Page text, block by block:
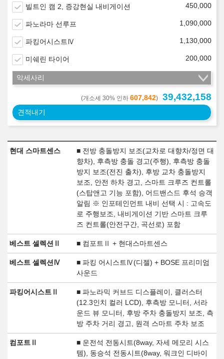
빌트인 캠 2, 증강현실 내비게이션 450,000
파노라마 선루프 1,090,000
파킹어시스트Ⅳ 1,130,000
미쉐린 타이어 200,000
악세사리
(개소세 30% 인하 607,842) 39,432,158
견적내기
현대 스마트센스
■ 전방 충돌방지 보조(교차로 대향차/정면 대
향차), 후측방 충돌 경고(주행), 후측방 충돌
방지 보조(전진 출차), 후방 교차 충돌방지
보조, 안전 하차 경고, 스마트 크루즈 컨트롤
(스탑앤고 기능 포함), 어드밴스드 후석 승객
알림 ※ 인포테인먼트 내비 선택 시 : 고속도
로 주행보조, 내비게이션 기반 스마트 크루
즈 컨트롤(안전구간, 곡선로) 포함
베스트 셀렉션Ⅱ ■ 컴포트Ⅱ + 현대스마트센스
베스트 셀렉션Ⅳ
■ 파킹 어시스트Ⅳ(디젤) + BOSE 프리미엄
사운드
파킹어시스트Ⅱ
■ 파노라믹 커브드 디스플레이, 클러스터
(12.3인치 컬러 LCD), 후측방 모니터, 서라
운드 뷰 모니터, 후방 주차 충돌방지 보조, 측
방 주차 거리 경고, 원격 스마트 주차 보조
컴포트Ⅱ
■ 운전석 전동시트(8way, 자세 메모리 시스
템), 동승석 전동시트(8way, 워크인 디바이